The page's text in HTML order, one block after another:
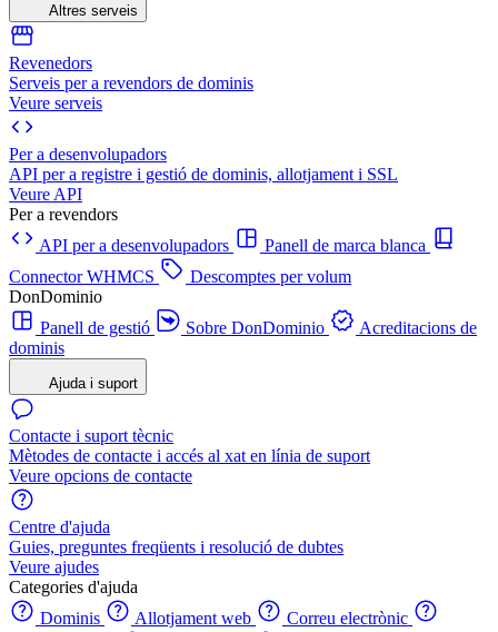
Altres serveis
Revenedors
Serveis per a revendors de dominis
Veure serveis
Per a desenvolupadors
API per a registre i gestió de dominis, allotjament i SSL
Veure API
Per a revendors
API per a desenvolupadors
Panell de marca blanca
Connector WHMCS
Descomptes per volum
DonDominio
Panell de gestió
Sobre DonDominio
Acreditacions de
dominis
Ajuda i suport
Contacte i suport tècnic
Mètodes de contacte i accés al xat en línia de suport
Veure opcions de contacte
Centre d'ajuda
Guies, preguntes freqüents i resolució de dubtes
Veure ajudes
Categories d'ajuda
Dominis
Allotjament web
Correu electrònic